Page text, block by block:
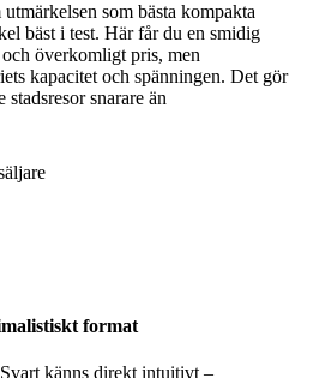
som bästa kompakta
bäst i test. Här får du en smidig
överkomligt pris, men
kapacitet och spänningen. Det gör
stadsresor snarare än
format
känns direkt intuitivt –